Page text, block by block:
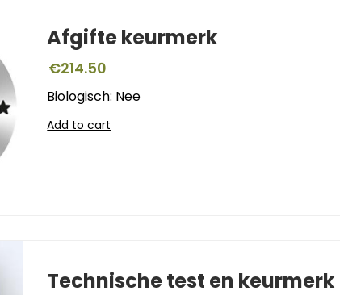
Afgifte keurmerk
€214.50
Biologisch: Nee
Add to cart
Technische test en keurmerk